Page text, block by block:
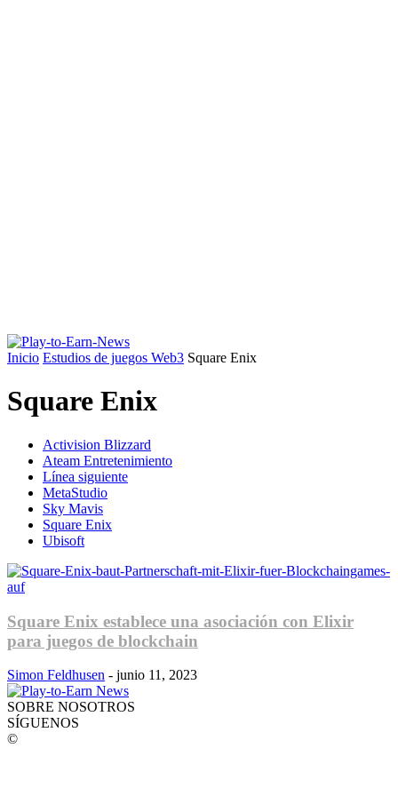
Inicio Estudios de juegos Web3 Square Enix
Square Enix
Activision Blizzard
Ateam Entretenimiento
Línea siguiente
MetaStudio
Sky Mavis
Square Enix
Ubisoft
Square Enix establece una asociación con Elixir
para juegos de blockchain
Simon Feldhusen - junio 11, 2023
SOBRE NOSOTROS
SÍGUENOS
©